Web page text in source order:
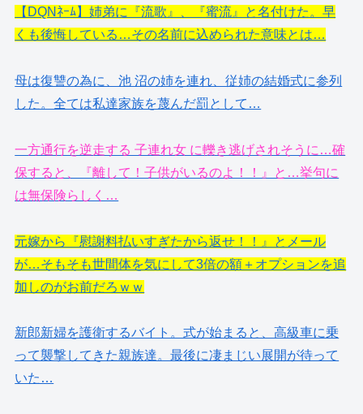
【DQNﾈｰﾑ】姉弟に『流歌』、『蜜流』と名付けた。早
くも後悔している…その名前に込められた意味とは…
母は復讐の為に、池 沼の姉を連れ、従姉の結婚式に参列
した。全ては私達家族を蔑んだ罰として…
一方通行を逆走する 子連れ女 に轢き逃げされそうに…確
保すると、『離して！子供がいるのよ！！』と…挙句に
は無保険らしく…
元嫁から『慰謝料払いすぎたから返せ！！』とメール
が…そもそも世間体を気にして3倍の額＋オプションを追
加しのがお前だろｗｗ
新郎新婦を護衛するバイト。式が始まると、高級車に乗
って襲撃してきた親族達。最後に凄まじい展開が待って
いた…